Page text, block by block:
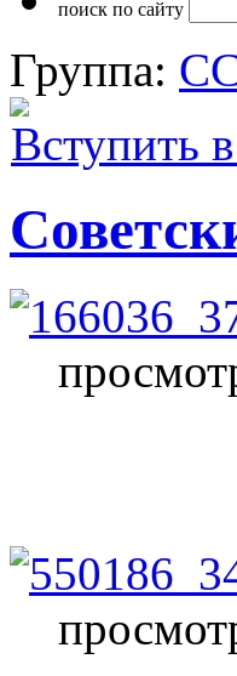
поиск по сайту
Группа:
Вступить